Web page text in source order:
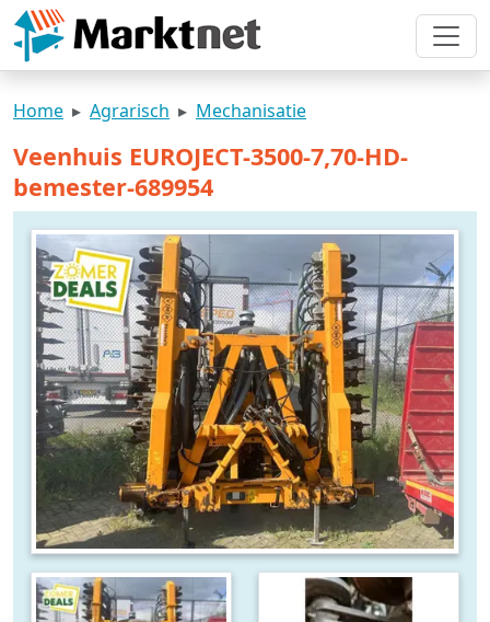
Home Agrarisch Mechanisatie
Veenhuis EUROJECT-3500-7,70-HD-
bemester-689954